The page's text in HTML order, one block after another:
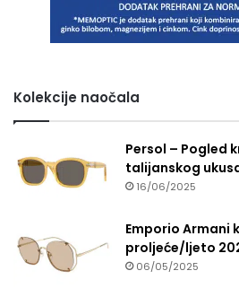
Kolekcije naočala
Persol – Pogled
talijanskog
16/06/2025
Emporio Armani
proljeće/ljeto
06/05/2025